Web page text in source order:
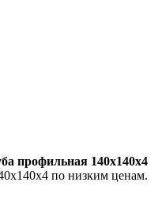
профильная 140х140х4
по низким ценам.